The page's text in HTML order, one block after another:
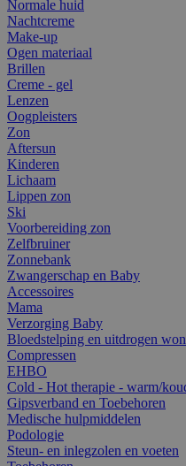
Normale huid
Nachtcreme
Make-up
Ogen materiaal
Brillen
Creme - gel
Lenzen
Oogpleisters
Zon
Aftersun
Kinderen
Lichaam
Lippen zon
Ski
Voorbereiding zon
Zelfbruiner
Zonnebank
Zwangerschap en Baby
Accessoires
Mama
Verzorging Baby
Bloedstelping en uitdrogen
Compressen
EHBO
Cold - Hot therapie - warm/
Gipsverband en Toebehoren
Medische hulpmiddelen
Podologie
Steun- en inlegzolen en voeten